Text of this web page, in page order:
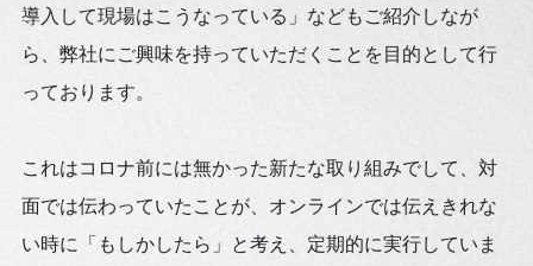
導入して現場はこうなっている」などもご紹介しなが
ら、弊社にご興味を持っていただくことを目的として行
っております。
これはコロナ前には無かった新たな取り組みでして、対
面では伝わっていたことが、オンラインでは伝えきれな
い時に「もしかしたら」と考え、定期的に実行していま